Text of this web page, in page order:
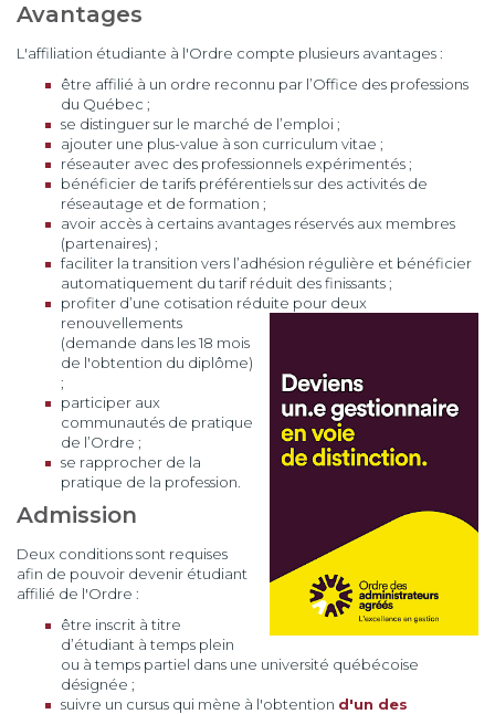
Avantages
L'affiliation étudiante à l'Ordre compte plusieurs avantages :
être affilié à un ordre reconnu par l’Office des professions
du Québec ;
se distinguer sur le marché de l’emploi ;
ajouter une plus-value à son curriculum vitae ;
réseauter avec des professionnels expérimentés ;
bénéficier de tarifs préférentiels sur des activités de
réseautage et de formation ;
avoir accès à certains avantages réservés aux membres
(partenaires) ;
faciliter la transition vers l’adhésion régulière et bénéficier
automatiquement du tarif réduit des finissants ;
profiter d’une cotisation réduite pour deux
renouvellements
(demande dans les 18 mois
de l'obtention du diplôme)
;
participer aux
communautés de pratique
de l’Ordre ;
se rapprocher de la
pratique de la profession.
Admission
Deux conditions sont requises
afin de pouvoir devenir étudiant
affilié de l'Ordre :
être inscrit à titre
d’étudiant à temps plein
ou à temps partiel dans une université québécoise
désignée ;
suivre un cursus qui mène à l'obtention d'un des